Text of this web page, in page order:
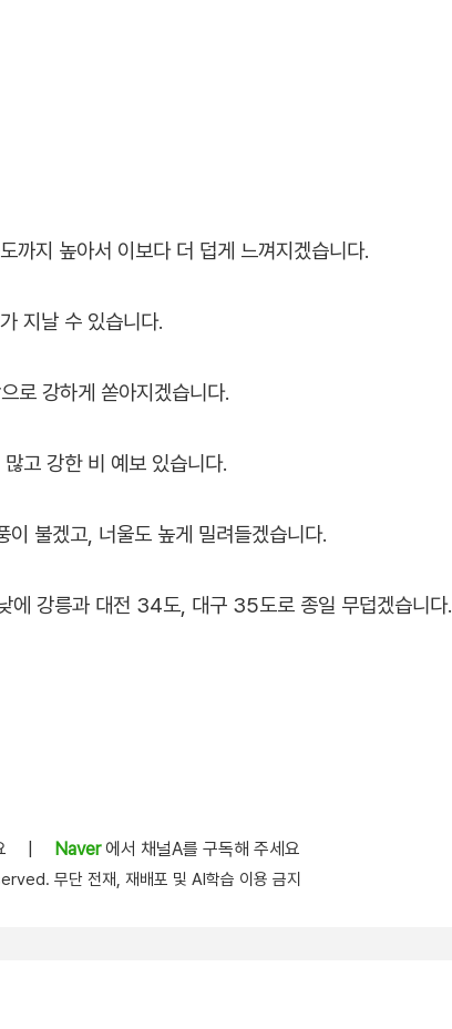
지 높아서 이보다 더 덥게 느껴지겠습니다.
지날 수 있습니다.
강하게 쏟아지겠습니다.
고 강한 비 예보 있습니다.
불겠고, 너울도 높게 밀려들겠습니다.
에 강릉과 대전 34도, 대구 35도로 종일 무덥겠습니다.
Naver에서 채널A를 구독해 주세요
무단 전재, 재배포 및 AI학습 이용 금지